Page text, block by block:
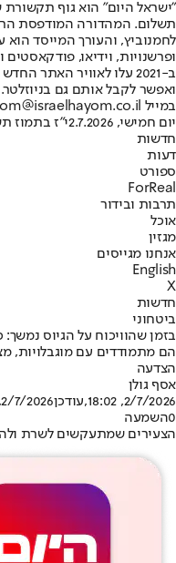
"ישראל היום" הוא גוף תקשורת
ופרשנויות, וידיאו,
ב-2021 עלו לאוויר
ואפשר לקבל אותם גם
במייל hayom@israelhayom.co.il.
יום חמישי, 2.7.2026
י"ז בתמוז
חדשות
דעות
ספורט
ForReal
תרבות ובידור
אוכל
מגזין
אנחנו מגייסים
English
X
חדשות
ביטחוני
בזמן שהוויכוח על הגיוס נמשך: כ-1,000 בעלי פטור בחרו
הצדעה
אסף גולן
2/7/2026, 18:02
,עודכן2/7/2026, 18:02
0השמעה
הצעירים שמתעקשים לשרת